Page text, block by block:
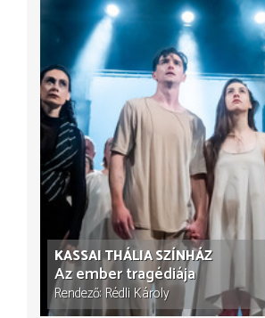
KASSAI THÁLIA SZÍNHÁZ
Az ember tragédiája
Rendező Rédli Károly